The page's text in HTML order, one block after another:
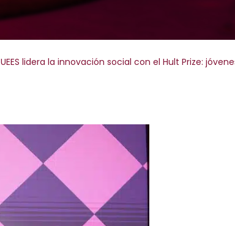
UEES lidera la innovación social con el Hult Prize: